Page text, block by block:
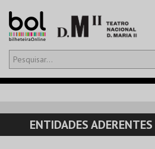
Olá,iniciar sessão
CARRINHO
EVENTOS
ENTIDADES ADERENTES